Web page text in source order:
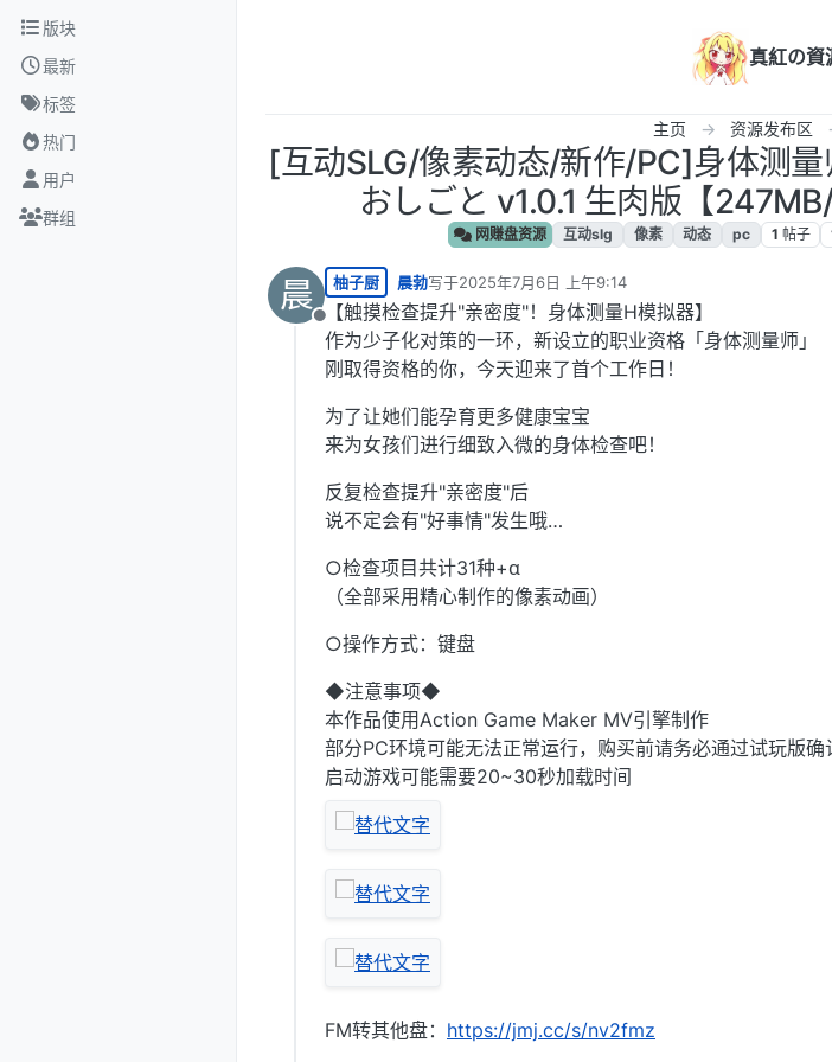
跳转至内容
版块
最新
标签
热门
用户
群组
真紅の資
主页 资源发布区
[互动SLG/像素动态/新作/PC]身体测
おしごと v1.0.1 生肉版【
网赚盘资源 互动slg 像素 动态 pc 1 帖子
晨
离线
柚子厨 晨勃写于2025年7月6日 上午9:14
最后由 编辑
【触摸检查提升"亲密度"！身体测量H模拟器】
作为少子化对策的一环，新设立的职业资格「身体测量师」
刚取得资格的你，今天迎来了首个工作日！
为了让她们能孕育更多健康宝宝
来为女孩们进行细致入微的身体检查吧！
反复检查提升"亲密度"后
说不定会有"好事情"发生哦…
○检查项目共计31种+α
（全部采用精心制作的像素动画）
○操作方式：键盘
◆注意事项◆
本作品使用Action Game Maker MV引擎制作
部分PC环境可能无法正常运行，购买前请务必通过试玩版确
启动游戏可能需要20~30秒加载时间
FM转其他盘： https://jmj.cc/s/nv2fmz